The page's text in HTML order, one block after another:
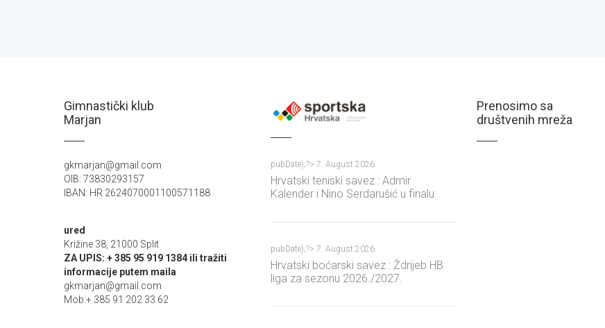
Gimnastički klub
Marjan
gkmarjan@gmail.com
OIB: 73830293157
IBAN: HR 2624070001100571188
ured
Križine 38, 21000 Split
ZA UPIS: + 385 95 919 1384 ili tražiti
informacije putem maila
gkmarjan@gmail.com
Mob:+ 385 91 202 33 62
pubDate);?> 7. August 2026.
Hrvatski teniski savez : Admir
Kalender i Nino Serdarušić u finalu
pubDate);?> 7. August 2026.
Hrvatski boćarski savez : Ždrijeb HB
liga za sezonu 2026./2027.
Prenosimo sa
društvenih mreža